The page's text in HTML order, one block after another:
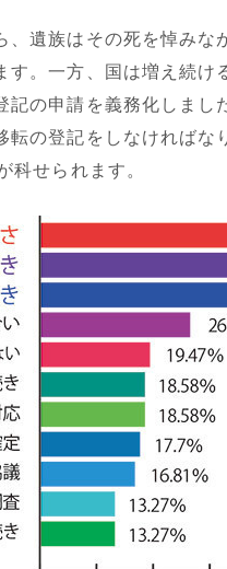
遺族はその死を悼みな
す。一方、国は増え続け
記の申請を義務化しまし
転の登記をしなければな
科せられます。